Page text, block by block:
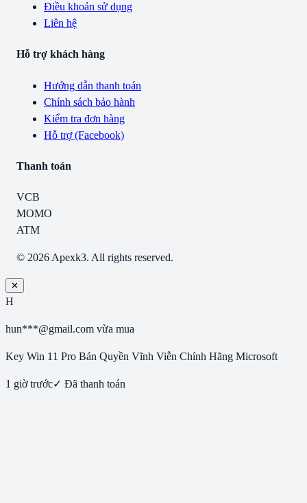
Điều khoản sử dụng
Liên hệ
Hỗ trợ khách hàng
Hướng dẫn thanh toán
Chính sách bảo hành
Kiểm tra đơn hàng
Hỗ trợ (Facebook)
Thanh toán
VCB
MOMO
ATM
© 2026 Apexk3. All rights reserved.
✕
H
hun***@gmail.com vừa mua
Key Win 11 Pro Bản Quyền Vĩnh Viễn Chính Hãng Microsoft
1 giờ trước✓ Đã thanh toán